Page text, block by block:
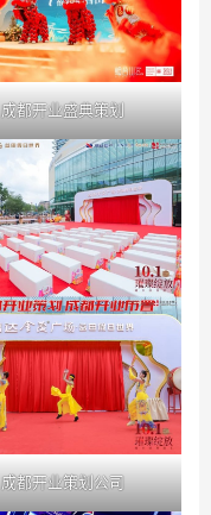
成都开业盛典策划
成都开业策划公司